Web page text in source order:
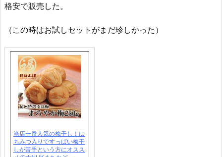
格安で販売した。
（この時はお試しセットがまだ珍しかった）
当店一番人気の梅干し！は
ちみつ入りですっぱい梅干
しが苦手という方にオスス